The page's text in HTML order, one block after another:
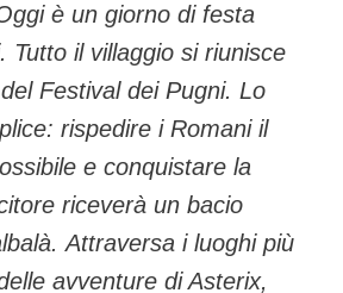
è un giorno di festa
Tutto il villaggio si riunisce
Festival dei Pugni. Lo
rispedire i Romani il
e conquistare la
riceverà un bacio
Attraversa i luoghi più
avventure di Asterix,